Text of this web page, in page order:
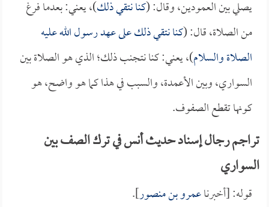
يصلي بين العمودين، وقال: (كنا نتقي ذلك)، يعني: بعدما فرغ
من الصلاة، قال: (كنا نتقي ذلك على عهد رسول الله عليه
الصلاة والسلام)، يعني: كنا نتجنب ذلك؛ الذي هو الصلاة بين
السواري، وبين الأعمدة، والسبب في هذا كما هو واضح، هو
كونها تقطع الصفوف.
تراجم رجال إسناد حديث أنس في ترك الصف بين
السواري
قوله: [أخبرناعمرو بن منصور].